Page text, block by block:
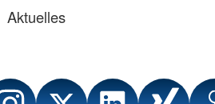
Aktuelles